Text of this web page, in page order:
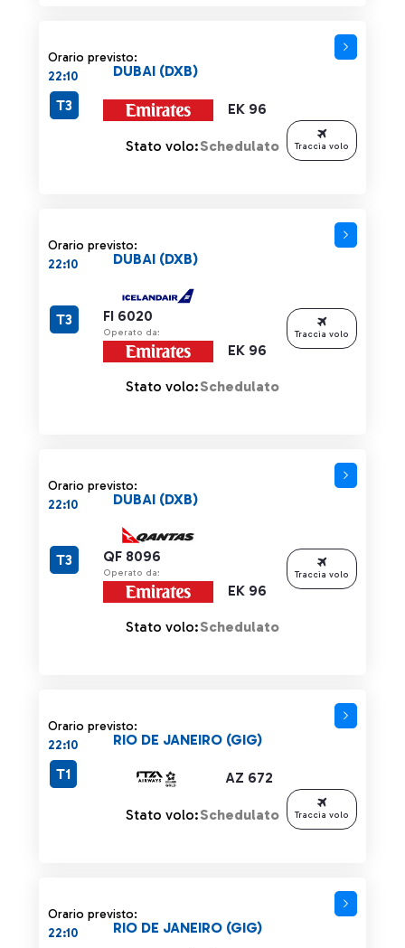
Orario previsto:
22:10
EK 96
DUBAI (DXB)
T3
Stato volo:Schedulato Traccia volo
Orario previsto:
22:10
FI 6020
Operato da:
EK 96
DUBAI (DXB)
T3
Stato volo:Schedulato
Traccia volo
Orario previsto:
22:10
QF 8096
Operato da:
EK 96
DUBAI (DXB)
T3
Stato volo:Schedulato
Traccia volo
Orario previsto:
22:10
AZ 672
RIO DE JANEIRO (GIG)
T1
Stato volo:Schedulato Traccia volo
Orario previsto:
22:10
RIO DE JANEIRO (GIG)